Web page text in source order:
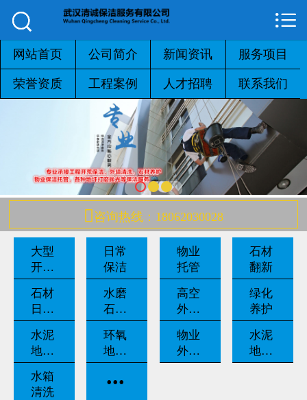
公司简介
新闻资讯
服务项目
荣誉资质
工程案例
人才招聘
联系我们
 

网站首页 公司简介 新闻资讯 服务项目
荣誉资质 工程案例 人才招聘 联系我们
咨询热线：18062030028
大型
开荒
保洁
日常
保洁
物业
托管
石材
翻新
石材
日常
养护
水磨
石翻
新
高空
外墙
清洗
绿化
养护
水泥
地坪
固化
环氧
地坪
漆
物业
外包
保洁
水泥
地坪
打磨
水箱
清洗
...